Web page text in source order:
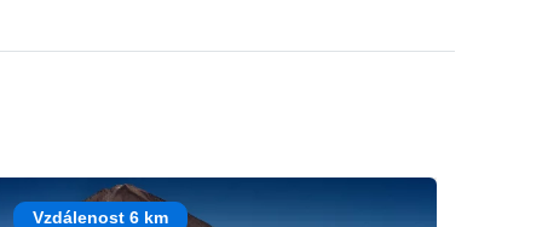
Vzdálenost 6 km